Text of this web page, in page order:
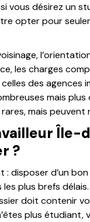
vous désirez un
opter pour
les charges
des agences
mais plus
mais peuvent
Île-
?
disposer d’un
plus brefs
doit contenir
plus étudiant,